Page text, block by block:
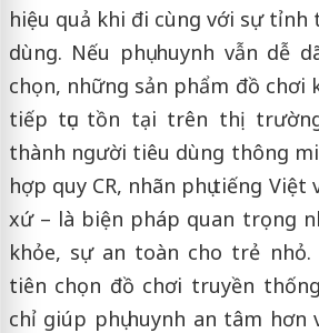
hiệu quả khi đi cùng với sự tỉnh
dùng. Nếu phụ huynh vẫn dễ
chọn, những sản phẩm đồ chơi
tiếp tục tồn tại trên thị
thành người tiêu dùng thông
hợp quy CR, nhãn phụ tiếng
xứ – là biện pháp quan trọng
khỏe, sự an toàn cho trẻ
tiên chọn đồ chơi truyền
chỉ giúp phụ huynh an tâm hơn